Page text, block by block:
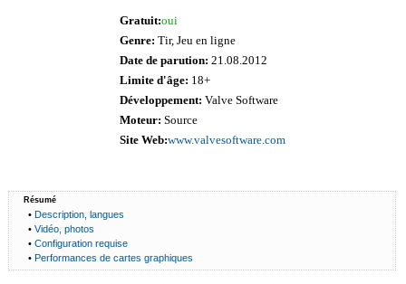
Gratuit:oui
Genre: Tir, Jeu en ligne
Date de parution: 21.08.2012
Limite d'âge: 18+
Développement: Valve Software
Moteur: Source
Site Web:www.valvesoftware.com
Résumé
•Description, langues
•Vidéo, photos
•Configuration requise
•Performances de cartes graphiques